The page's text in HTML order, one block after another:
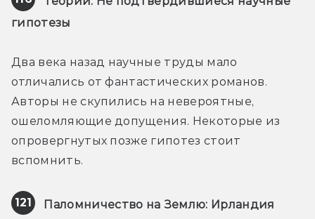
гипотезы
Два века назад научные труды мало
отличались от фантастических романов.
Авторы не скупились на невероятные,
ошеломляющие допущения. Некоторые из
опровергнутых позже гипотез стоит
вспомнить.
121
Паломничество на Землю: Ирландия